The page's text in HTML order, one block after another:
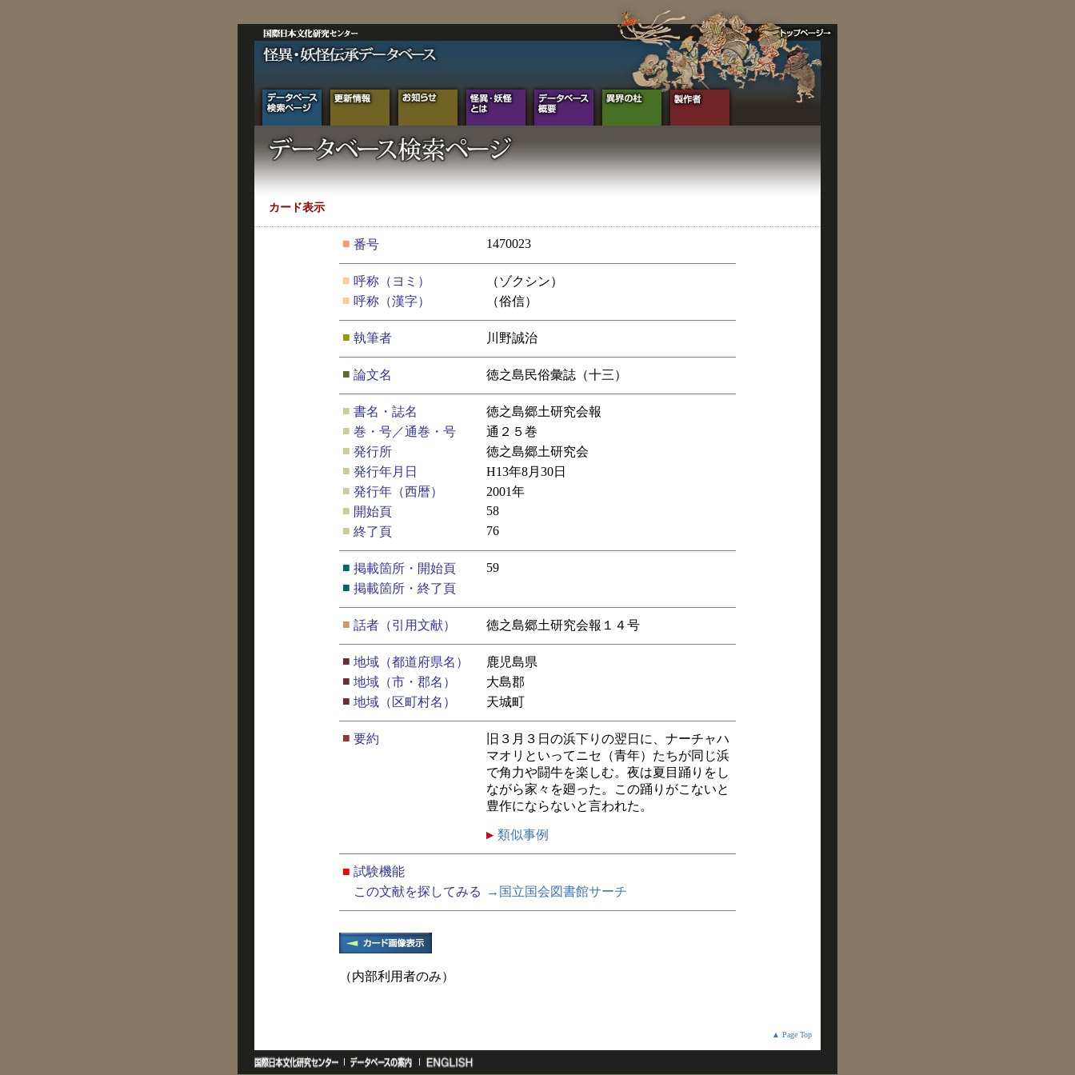
カード表示
■ 番号 1470023
■ 呼称（ヨミ）
（ゾクシン）
■ 呼称（漢字） （俗信）
■ 執筆者 川野誠治
■ 論文名 徳之島民俗彙誌（十三）
■ 書名・誌名
徳之島郷土研究会報
■ 巻・号／通巻・号
通２５巻
■ 発行所
徳之島郷土研究会
■ 発行年月日
H13年8月30日
■ 発行年（西暦）
2001年
■ 開始頁
58
■ 終了頁 76
■ 掲載箇所・開始頁
59
■ 掲載箇所・終了頁
■ 話者（引用文献） 徳之島郷土研究会報１４号
■ 地域（都道府県名）
鹿児島県
■ 地域（市・郡名）
大島郡
■ 地域（区町村名） 天城町
■ 要約
旧３月３日の浜下りの翌日に、ナーチャハ
マオリといってニセ（青年）たちが同じ浜
で角力や闘牛を楽しむ。夜は夏目踊りをし
ながら家々を廻った。この踊りがこないと
豊作にならないと言われた。
類似事例
■ 試験機能
この文献を探してみる
→国立国会図書館サーチ
（内部利用者のみ）
▲ Page Top